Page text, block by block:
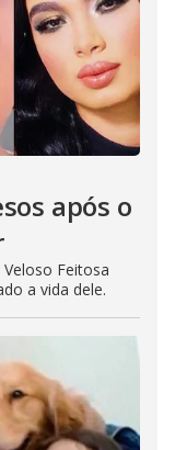
após o
Feitosa
a vida dele.